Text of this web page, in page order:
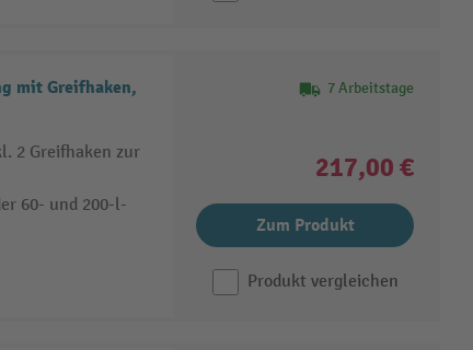
mit Greifhaken,
2 Greifhaken zur
60- und 200-l-
7 Arbeitstage
217,00 €
Zum Produkt
Produkt vergleichen